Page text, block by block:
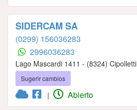
SIDERCAM SA
(0299) 156036283
2996036283
Lago Mascardi 1411 - (8324) Cipolletti
Sugerir cambios
| Abierto